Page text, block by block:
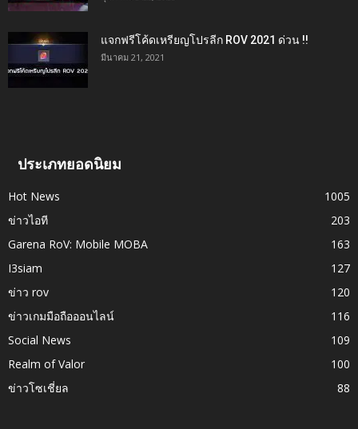
แจกฟรีโค้ดเหรียญโปรลีก ROV 2021 ด่วน !!
มีนาคม 21, 2021
ประเภทยอดนิยม
Hot News
1005
ข่าวไอที
203
Garena RoV: Mobile MOBA
163
I3siam
127
ข่าว rov
120
ข่าวเกมมือถือออนไลน์
116
Social News
109
Realm of Valor
100
ข่าวโซเชี่ยล
88